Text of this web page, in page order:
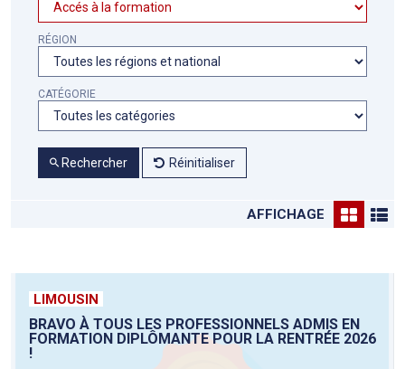
RÉGION
CATÉGORIE
Rechercher Réinitialiser
AFFICHAGE
LIMOUSIN
BRAVO À TOUS LES PROFESSIONNELS ADMIS EN
FORMATION DIPLÔMANTE POUR LA RENTRÉE 2026
!